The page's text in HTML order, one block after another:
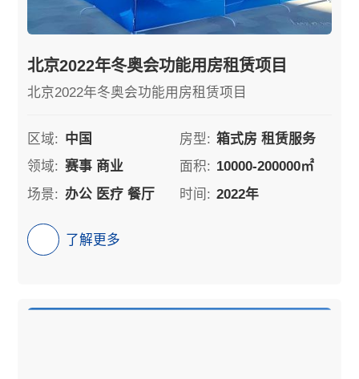
北京2022年冬奥会功能用房租赁项目
北京2022年冬奥会功能用房租赁项目
区域: 中国 房型: 箱式房 租赁服务
领域: 赛事 商业 面积: 10000-200000㎡
场景: 办公 医疗 餐厅 时间: 2022年
了解更多